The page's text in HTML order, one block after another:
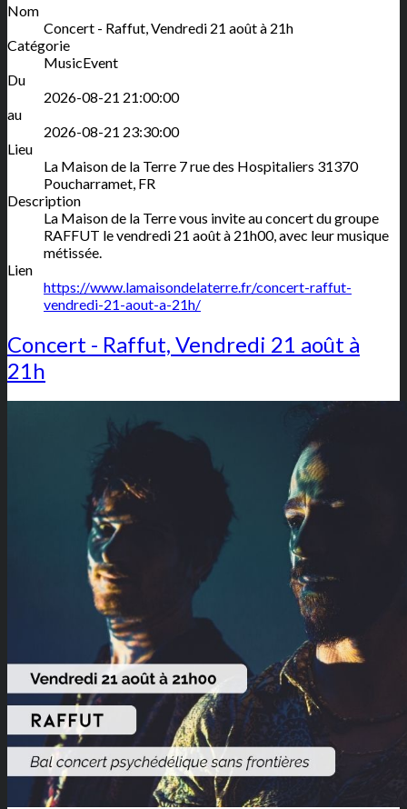
Nom
Concert - Raffut, Vendredi 21 août à 21h
Catégorie
MusicEvent
Du
2026-08-21 21:00:00
au
2026-08-21 23:30:00
Lieu
La Maison de la Terre 7 rue des Hospitaliers 31370
Poucharramet FR
Description
La Maison de la Terre vous invite au concert du groupe
RAFFUT le vendredi 21 août à 21h00, avec leur musique
métissée.
Lien
https://www.lamaisondelaterre.fr/concert-raffut-
vendredi-21-aout-a-21h/
Concert - Raffut, Vendredi 21 août à
21h